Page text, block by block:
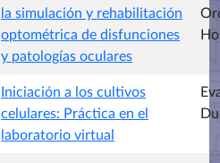
la simulación y rehabilitación
optométrica de disfunciones
y patologías oculares
Iniciación a los cultivos
celulares: Práctica en el
laboratorio virtual